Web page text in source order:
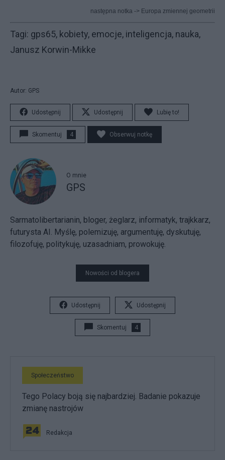
następna notka -> Europa zmiennej geometrii
Tagi: gps65, kobiety, emocje, inteligencja, nauka,
Janusz Korwin-Mikke
Autor: GPS
Udostępnij Udostępnij Lubię to!
Skomentuj 4 Obserwuj notkę
O mnie
GPS
Sarmatolibertarianin, bloger, żeglarz, informatyk, trajkkarz,
futurysta AI. Myślę, polemizuję, argumentuję, dyskutuję,
filozofuję, politykuję, uzasadniam, prowokuję.
Nowości od blogera
Udostępnij Udostępnij
Skomentuj 4
Społeczeństwo
Tego Polacy boją się najbardziej. Badanie pokazuje
zmianę nastrojów
Redakcja